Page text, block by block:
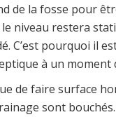
de la fosse pour
niveau restera
C’est pourquoi il
à un moment
de faire surface
sont